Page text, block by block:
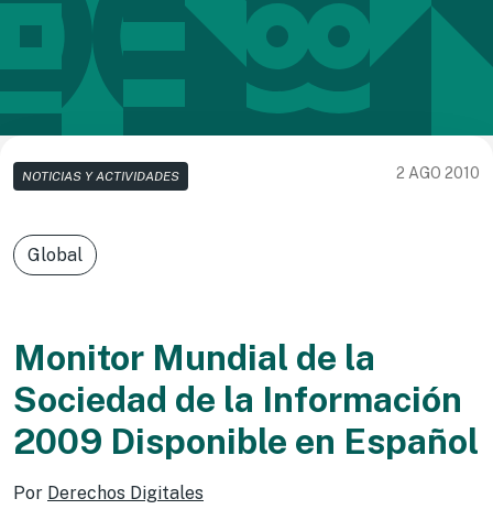
NOTICIAS Y ACTIVIDADES 2 AGO 2010
Global
Monitor Mundial de la
Sociedad de la Información
2009 Disponible en Español
Por Derechos Digitales